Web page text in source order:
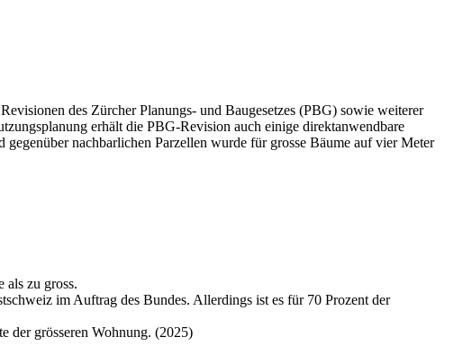
des Zürcher Planungs- und Baugesetzes (PBG) sowie weiterer
erhält die PBG-Revision auch einige direktanwendbare
nachbarlichen Parzellen wurde für grosse Bäume auf vier Meter
als zu gross.
im Auftrag des Bundes. Allerdings ist es für 70 Prozent der
der grösseren Wohnung. (2025)